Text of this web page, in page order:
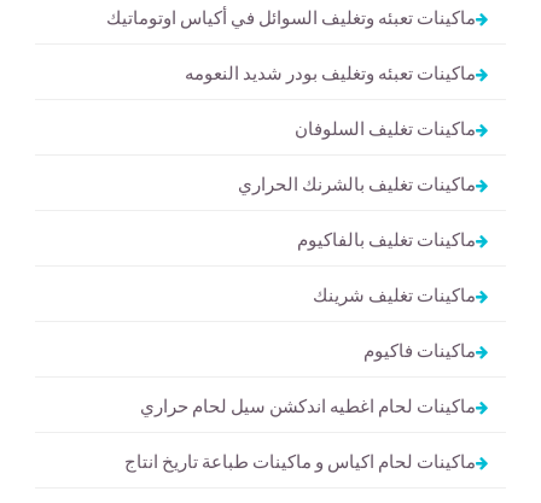
ماكينات تعبئه وتغليف السوائل في أكياس اوتوماتيك
ماكينات تعبئه وتغليف بودر شديد النعومه
ماكينات تغليف السلوفان
ماكينات تغليف بالشرنك الحراري
ماكينات تغليف بالفاكيوم
ماكينات تغليف شرينك
ماكينات فاكيوم
ماكينات لحام اغطيه اندكشن سيل لحام حراري
ماكينات لحام اكياس و ماكينات طباعة تاريخ انتاج